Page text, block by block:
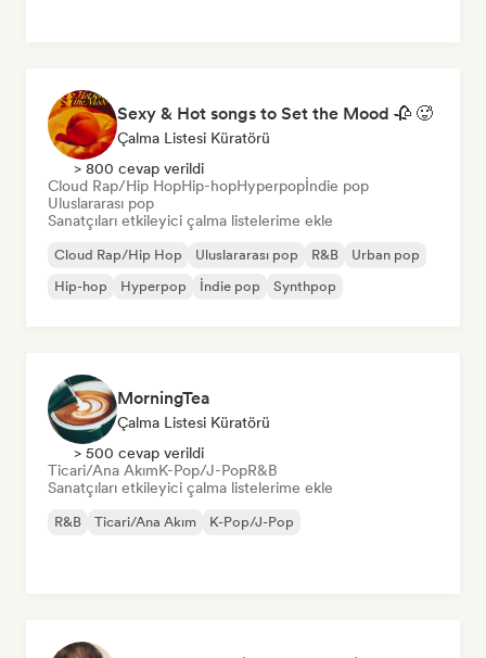
Sexy & Hot songs to Set the Mood 🥀 🥵
Çalma Listesi Küratörü
> 800 cevap verildi
Cloud Rap/Hip HopHip-hopHyperpopİndie pop
Uluslararası pop
Sanatçıları etkileyici çalma listelerime ekle
Cloud Rap/Hip Hop Uluslararası pop R&B
Urban pop
Hip-hop
Hyperpop İndie pop Synthpop
MorningTea
Çalma Listesi Küratörü
> 500 cevap verildi
Ticari/Ana AkımK-Pop/J-PopR&B
Sanatçıları etkileyici çalma listelerime ekle
R&B Ticari/Ana Akım K-Pop/J-Pop